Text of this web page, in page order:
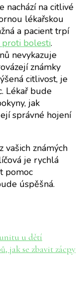
nachází na citlivé
lékařskou
a pacient trpí
bolesti.
nevykazuje
známky
citlivost, je
Lékař bude
jak
správné hojení
vašich známých
je rychlá
pomoc
úspěšná.
u dětí
jak se zbavit zácpy